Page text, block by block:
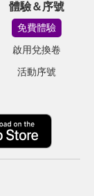
體驗＆序號
免費體驗
啟用兌換卷
活動序號